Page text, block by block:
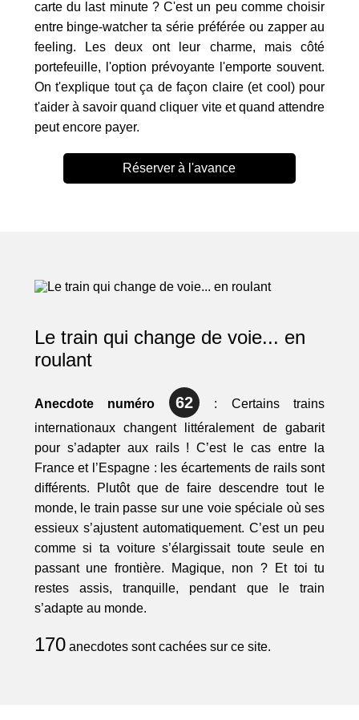
carte du last minute ? C'est un peu comme choisir
entre binge-watcher ta série préférée ou zapper au
feeling. Les deux ont leur charme, mais côté
portefeuille, l'option prévoyante l'emporte souvent.
On t'explique tout ça de façon claire (et cool) pour
t'aider à savoir quand cliquer vite et quand attendre
peut encore payer.
Réserver à l'avance
Le train qui change de voie... en
roulant
Anecdote numéro 62
: Certains trains
internationaux changent littéralement de gabarit
pour s’adapter aux rails ! C’est le cas entre la
France et l’Espagne : les écartements de rails sont
différents. Plutôt que de faire descendre tout le
monde, le train passe sur une voie spéciale où ses
essieux s’ajustent automatiquement. C’est un peu
comme si ta voiture s’élargissait toute seule en
passant une frontière. Magique, non ? Et toi tu
restes assis, tranquille, pendant que le train
s’adapte au monde.
170anecdotes sont cachées sur ce site.